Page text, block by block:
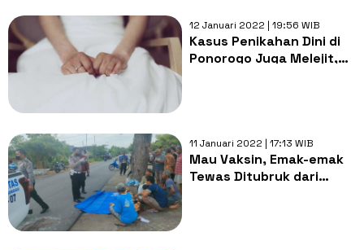
12 Januari 2022 | 19:56 WIB
Kasus Penikahan Dini di
Ponorogo Juga Melejit,
11 Januari 2022 | 17:13 WIB
Mau Vaksin, Emak-emak
Tewas Ditubruk dari